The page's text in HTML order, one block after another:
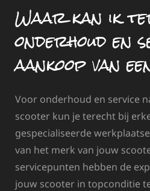
Waar kan ik
onderhoud en
aankoop van
Voor onderhoud en service
scooter kun je terecht bij
gespecialiseerde
van het merk van jouw
servicepunten hebben de
jouw scooter in topconditie